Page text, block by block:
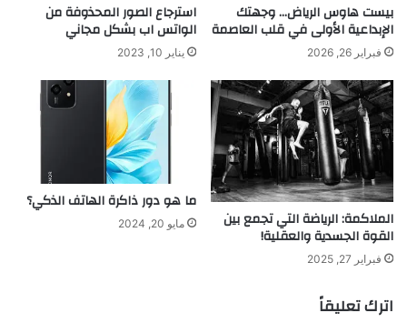
بيست هاوس الرياض… وجهتك
الإبداعية الأولى في قلب العاصمة
فبراير 26, 2026
استرجاع الصور المحذوفة من
الواتس اب بشكل مجاني
يناير 10, 2023
الملاكمة: الرياضة التي تجمع بين
القوة الجسدية والعقلية!
فبراير 27, 2025
ما هو دور ذاكرة الهاتف الذكي؟
مايو 20, 2024
اترك تعليقاً